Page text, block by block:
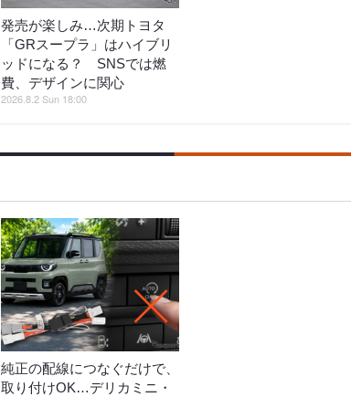
発売が楽しみ…次期トヨタ
「GRスープラ」はハイブリ
ッドになる？ SNSでは燃
費、デザインに関心
2026.8.2 Sun 18:00
純正の配線につなぐだけで、
取り付けOK…デリカミニ・